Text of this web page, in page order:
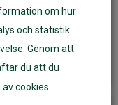
295kr
Läs mer
om hur
och statistik
Genom att
du att du
cookies.